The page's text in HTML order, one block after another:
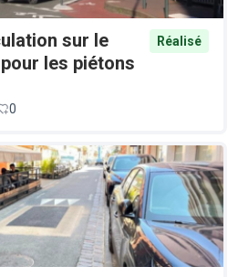
sur le
les piétons
Réalisé
0